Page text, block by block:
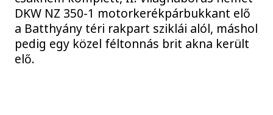
DKW NZ 350-1 motorkerékpárbukkant elő
a Batthyány téri rakpart sziklái alól, máshol
pedig egy közel féltonnás brit akna került
elő.